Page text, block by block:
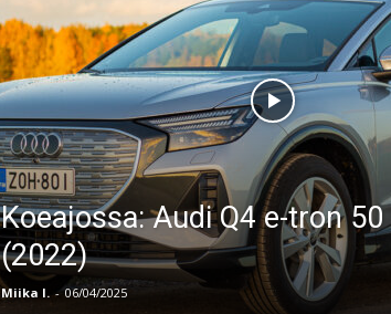
Koeajossa: Audi Q4 e-tron 50
(2022)
Miika I. - 06/04/2025